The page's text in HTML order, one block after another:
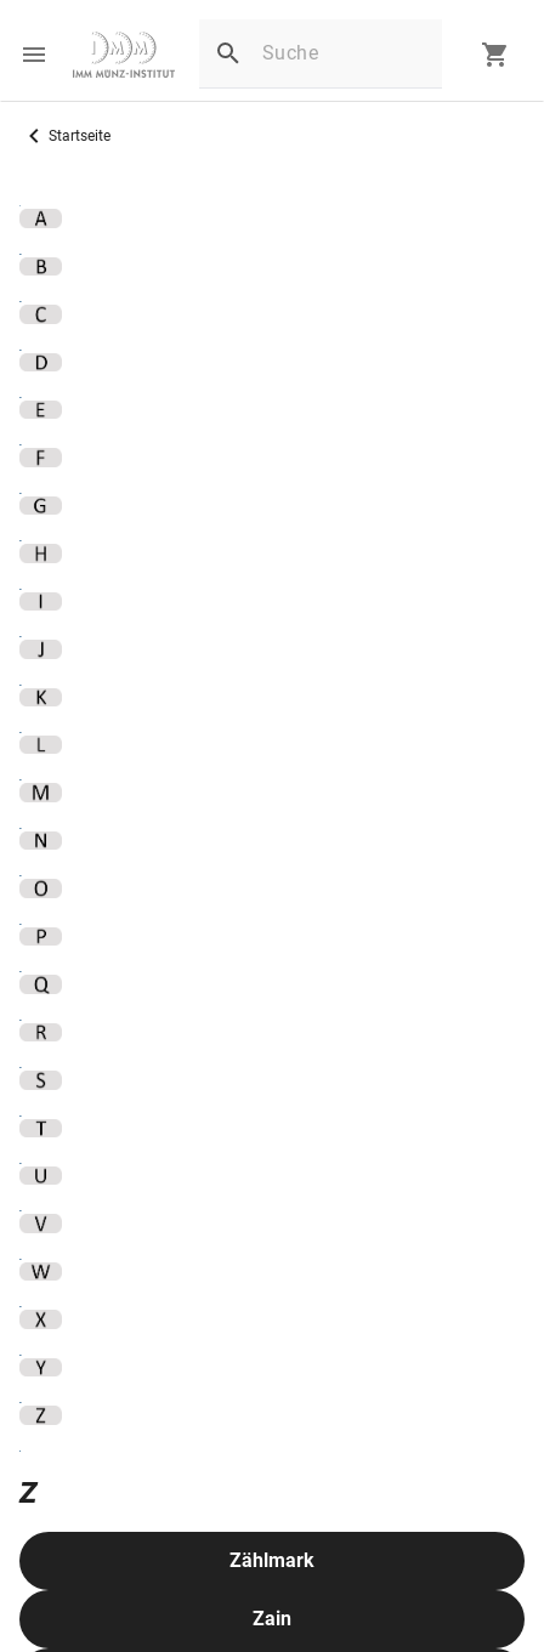
Startseite
Z
Zählmark
Zain